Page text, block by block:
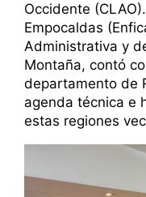
Occidente
Empocaldas
Administrativa y
Montaña, contó
departamento de
agenda técnica e
estas regiones